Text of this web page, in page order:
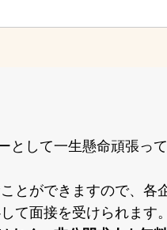
あり 60歳以上活躍中
して⼀⽣懸命頑張って